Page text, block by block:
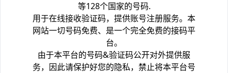
等128个国家的号码.
用于在线接收验证码，提供账号注册服务。本
网站一切号码免费、是一个完全免费的接码平
台。
由于本平台的号码&验证码公开对外提供服
务，因此请保护好您的隐私，禁止将本平台号